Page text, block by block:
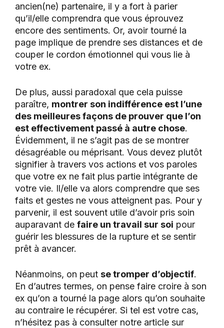
ancien(ne) partenaire, il y a fort à parier
qu’il/elle comprendra que vous éprouvez
encore des sentiments. Or, avoir tourné la
page implique de prendre ses distances et de
couper le cordon émotionnel qui vous lie à
votre ex.
De plus, aussi paradoxal que cela puisse
paraître, montrer son indifférence est l’une
des meilleures façons de prouver que l’on
est effectivement passé à autre chose.
Évidemment, il ne s’agit pas de se montrer
désagréable ou méprisant. Vous devez plutôt
signifier à travers vos actions et vos paroles
que votre ex ne fait plus partie intégrante de
votre vie. Il/elle va alors comprendre que ses
faits et gestes ne vous atteignent pas. Pour y
parvenir, il est souvent utile d’avoir pris soin
auparavant de faire un travail sur soi pour
guérir les blessures de la rupture et se sentir
prêt à avancer.
Néanmoins, on peut se tromper d’objectif.
En d’autres termes, on pense faire croire à son
ex qu’on a tourné la page alors qu’on souhaite
au contraire le récupérer. Si tel est votre cas,
n’hésitez pas à consulter notre article sur